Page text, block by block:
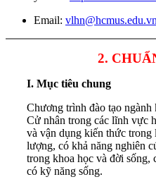
Email:
2.
I. Mục tiêu chung
Chương trình đào tạo ngành
Cử nhân trong các lĩnh vực
và vận dụng kiến thức
lượng, có khả năng nghiên
trong khoa học và đời sống,
có kỹ năng sống.